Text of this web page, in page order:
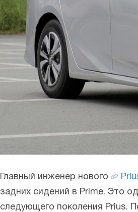
Главный инженер нового
задних сидений в Prime. Это
следующего поколения Prius.